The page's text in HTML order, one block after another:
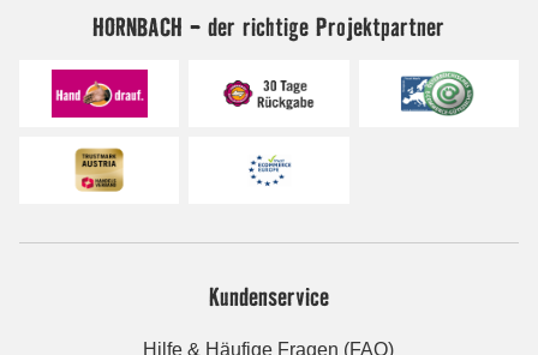
HORNBACH - der richtige Projektpartner
Kundenservice
Hilfe & Häufige Fragen (FAQ)